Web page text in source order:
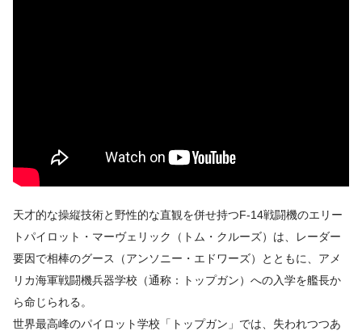
天才的な操縦技術と野性的な直観を併せ持つF-14戦闘機のエリー
トパイロット・マーヴェリック（トム・クルーズ）は、レーダー
要因で相棒のグース（アンソニー・エドワーズ）とともに、アメ
リカ海軍戦闘機兵器学校（通称：トップガン）への入学を艦長か
ら命じられる。
世界最高峰のパイロット学校「トップガン」では、失われつつあ